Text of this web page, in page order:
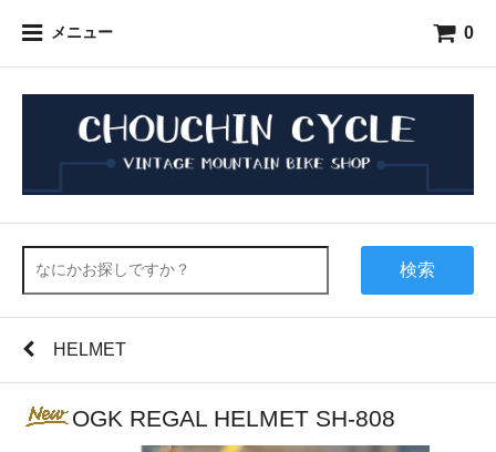
メニュー 0
検索
HELMET
OGK REGAL HELMET SH-808